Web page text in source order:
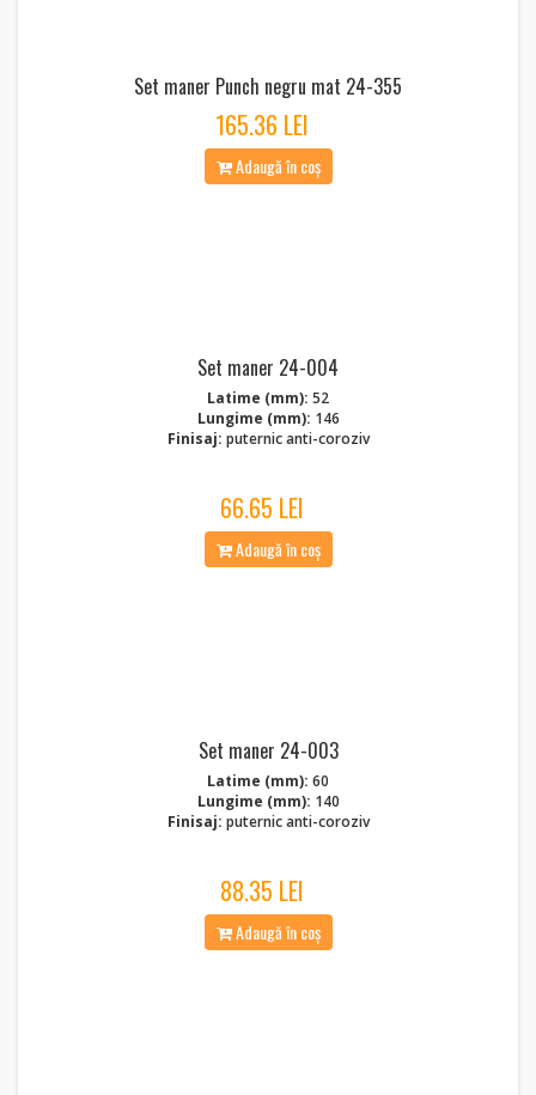
Set maner Punch negru mat 24-355
165.36 LEI
Adaugă în coș
Set maner 24-004
Latime (mm): 52
Lungime (mm): 146
Finisaj: puternic anti-coroziv
66.65 LEI
Adaugă în coș
Set maner 24-003
Latime (mm): 60
Lungime (mm): 140
Finisaj: puternic anti-coroziv
88.35 LEI
Adaugă în coș